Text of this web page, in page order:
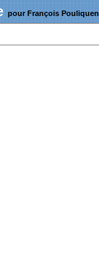
pour François Pouliquen